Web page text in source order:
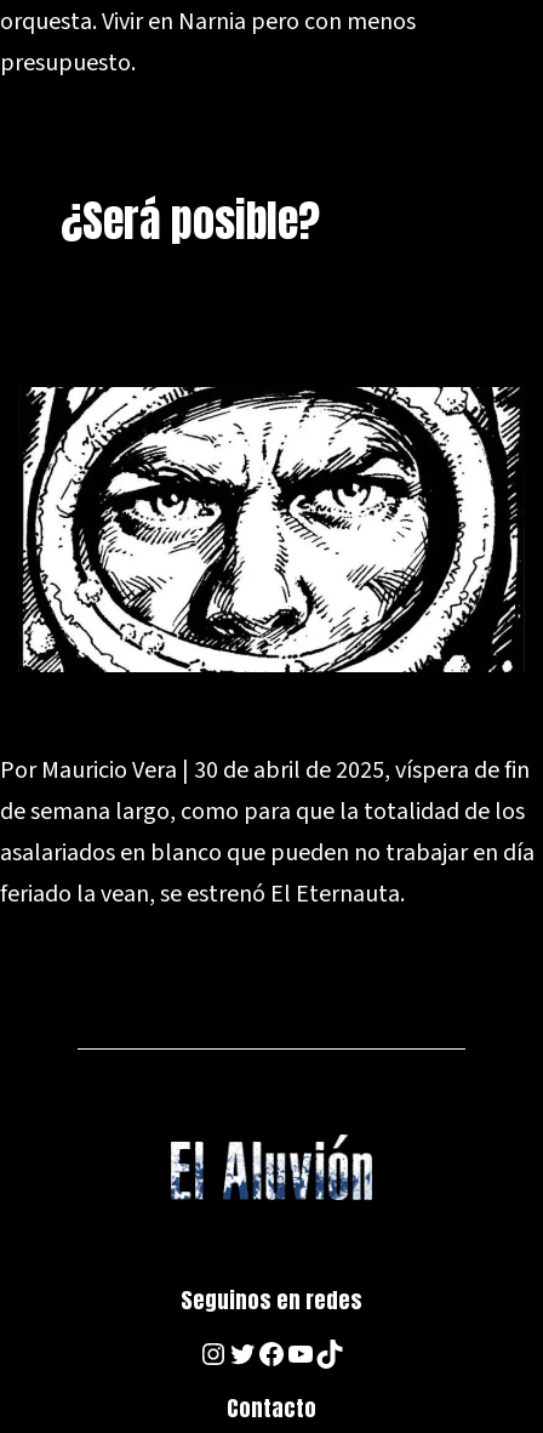
orquesta. Vivir en Narnia pero con menos
presupuesto.
¿Será posible?
Por Mauricio Vera | 30 de abril de 2025, víspera de fin
de semana largo, como para que la totalidad de los
asalariados en blanco que pueden no trabajar en día
feriado la vean, se estrenó El Eternauta.
Seguinos en redes
Instagram
Twitter
Facebook
YouTube
TikTok
Contacto